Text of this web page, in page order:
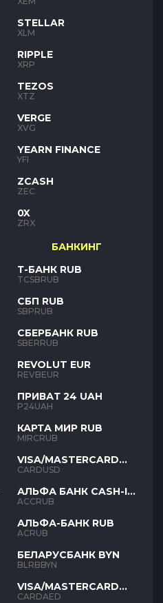
STELLAR
XLM
RIPPLE
XRP
TEZOS
XTZ
VERGE
XVG
YEARN FINANCE
YFI
ZCASH
ZEC
0X
ZRX
БАНКИНГ
Т-БАНК RUB
TCSBRUB
СБП RUB
SBPRUB
СБЕРБАНК RUB
SBERRUB
REVOLUT EUR
REVBEUR
ПРИВАТ 24 UAH
P24UAH
КАРТА МИР RUB
MIRCRUB
VISA/MASTERCARD
USD
CARDUSD
АЛЬФА БАНК CASH-IN
RUB
ACCRUB
АЛЬФА-БАНК RUB
ACRUB
БЕЛАРУСБАНК BYN
BLRBBYN
VISA/MASTERCARD
AED
CARDAED